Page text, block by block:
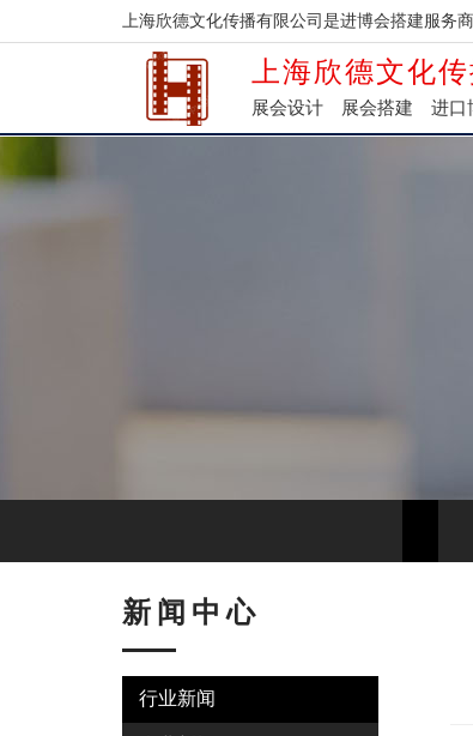
上海欣德文化传播有限公司是进博会搭建服务
上海欣德文化
展会设计 展会搭建 进口
新闻中心
行业新闻